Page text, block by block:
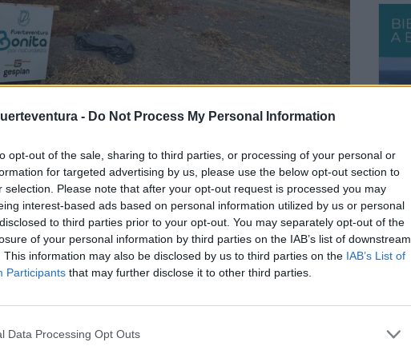
- Do Not Process My Personal Information
opt-out of the sale, sharing to third parties, or processing of your personal or
for targeted advertising by us, please use the below opt-out section to
selection. Please note that after your opt-out request is processed you may
interest-based ads based on personal information utilized by us or personal
to third parties prior to your opt-out. You may separately opt-out of the
of your personal information by third parties on the IAB’s list of downstream
This information may also be disclosed by us to third parties on the IAB’s List of
Participants that may further disclose it to other third parties.
Data Processing Opt Outs
no mecánicas para impactar lo menos posible en el
retirada de residuos y desbroce
reconocibles de Fuerteventura, es objeto estos días de un
desde el Servicio de Obras y Maquinaria, para
y sus iconos arquitectónicos, en especial la Casa del